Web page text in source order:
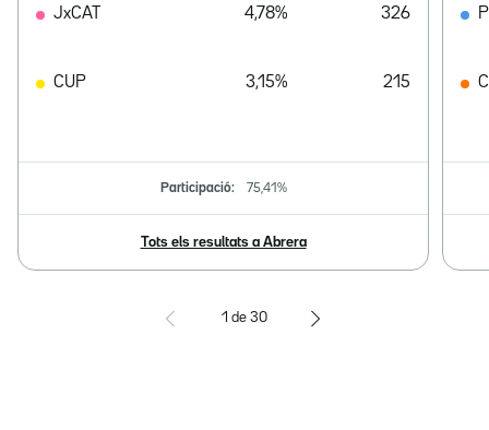
JxCAT 4,78% 326
CUP 3,15% 215
Participació: 75,41%
Tots els resultats a Abrera
1 de 30